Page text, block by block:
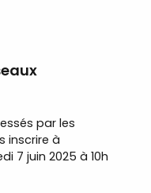
par les
inscrire à
7 juin 2025 à 10h